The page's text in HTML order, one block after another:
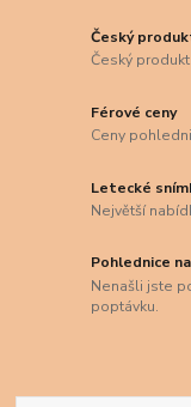
Český
Český
Férové ceny
Ceny
Letecké
Největší
Pohlednice
Nenašli jste
poptávku.